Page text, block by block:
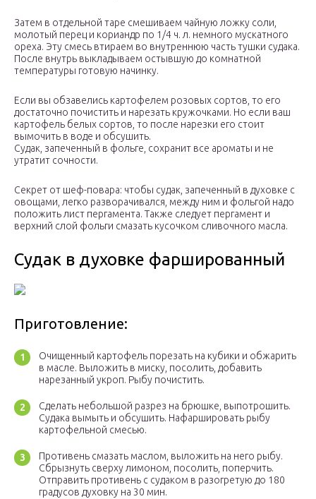
Затем в отдельной таре смешиваем чайную ложку соли,
молотый перец и кориандр по 1/4 ч. л. немного мускатного
ореха. Эту смесь втираем во внутреннюю часть тушки судака.
После внутрь выкладываем остывшую до комнатной
температуры готовую начинку.
Если вы обзавелись картофелем розовых сортов, то его
достаточно почистить и нарезать кружочками. Но если ваш
картофель белых сортов, то после нарезки его стоит
вымочить в воде и обсушить.
Судак, запеченный в фольге, сохранит все ароматы и не
утратит сочности.
Секрет от шеф-повара: чтобы судак, запеченный в духовке с
овощами, легко разворачивался, между ним и фольгой надо
положить лист пергамента. Также следует пергамент и
верхний слой фольги смазать кусочком сливочного масла.
Судак в духовке фаршированный
Приготовление:
Очищенный картофель порезать на кубики и обжарить
в масле. Выложить в миску, посолить, добавить
нарезанный укроп. Рыбу почистить.
Сделать небольшой разрез на брюшке, выпотрошить.
Судака вымыть и обсушить. Нафаршировать рыбу
картофельной смесью.
Противень смазать маслом, выложить на него рыбу.
Сбрызнуть сверху лимоном, посолить, поперчить.
Отправить противень с судаком в разогретую до 180
градусов духовку на 30 мин.